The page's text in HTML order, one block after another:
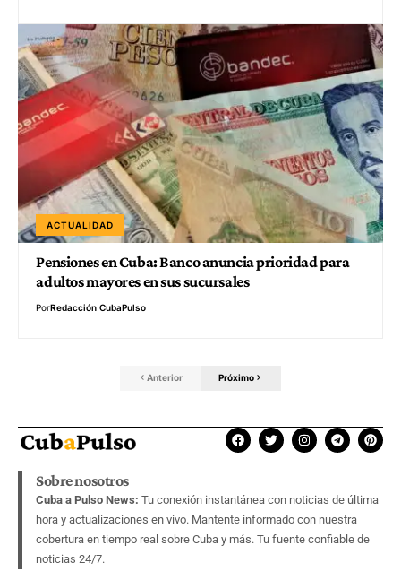
ACTUALIDAD
Pensiones en Cuba: Banco anuncia prioridad para
adultos mayores en sus sucursales
PorRedacción CubaPulso
Anterior Próximo
Sobre nosotros
Cuba a Pulso News: Tu conexión instantánea con noticias de última
hora y actualizaciones en vivo. Mantente informado con nuestra
cobertura en tiempo real sobre Cuba y más. Tu fuente confiable de
noticias 24/7.